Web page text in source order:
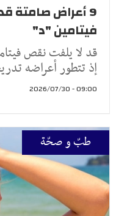
9 أعراض
فيتامين "د"
قد لا يلفت نقص
إذ تتطور أعراضه
09:00 - 2026/07/30
طبّ و صحّة